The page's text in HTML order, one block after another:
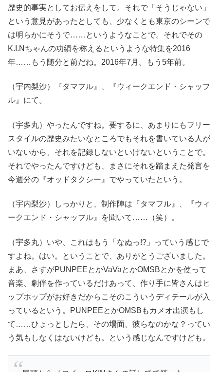
歴史的事実としてお伝えをして。それで「そうじゃない」
という意見があったとしても、少なくとも東京のシーンで
は明らかにそうで……というようなことで。それでその
K.I.Nちゃんの功績を称えるというような特集を2016
年……もう随分と前だね。2016年7月。もう5年前。
（宇内梨沙）『タマフル』、『ウィークエンド・シャッフ
ル』にて。
（宇多丸）やったんですね。要するに、あまりにもフリー
スタイルの歴史みたいなところでもそれを書いている人が
いないから、それを記録しないといけないということで。
それでやったんですけども、まさにそれを踏まえた発言を
今週分の『オッドタクシー』でやっていたという。
（宇内梨沙）しっかりと、制作陣は『タマフル』、『ウィ
ークエンド・シャッフル』を聞いて……（笑）。
（宇多丸）いや、これはもう「なぬっ!?」っていう感じで
すよね。はい。ということで、ありがとうございました。
まあ、さすがPUNPEEとかVaVaとかOMSBとかを使って
音楽、劇伴を作っているだけあって、作り手に皆さんはヒ
ップホップがお好きだからこそのこういうディテールが入
っているという。PUNPEEとかOMSBもカメオ出演もし
て……ひょっとしたら、その場面、彼らなのかな？ってい
う気もしなくはないけども。という感じなんですけども。